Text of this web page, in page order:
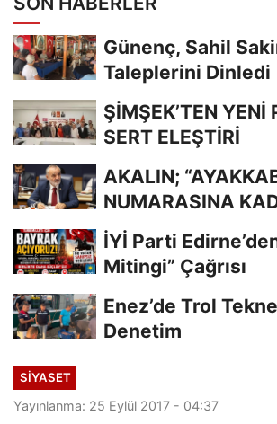
Günenç, Sahil
Taleplerini Dinledi
ŞİMŞEK’TEN YENİ
SERT ELEŞTİRİ
AKALIN;
NUMARASINA
BİLİYORDUNUZ,
UNUTTUNUZ?”
İYİ Parti
Mitingi” Çağrısı
Enez’de Trol
Denetim
SİYASET
Yayınlanma: 25 Eylül 2017 - 04:37